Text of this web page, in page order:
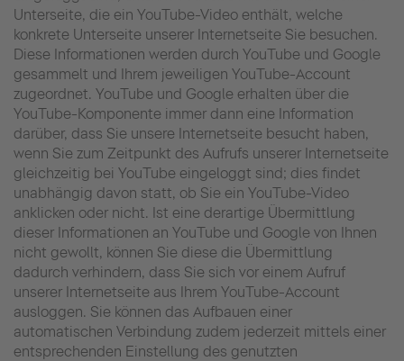
Unterseite, die ein YouTube-Video enthält, welche
konkrete Unterseite unserer Internetseite Sie besuchen.
Diese Informationen werden durch YouTube und Google
gesammelt und Ihrem jeweiligen YouTube-Account
zugeordnet. YouTube und Google erhalten über die
YouTube-Komponente immer dann eine Information
darüber, dass Sie unsere Internetseite besucht haben,
wenn Sie zum Zeitpunkt des Aufrufs unserer Internetseite
gleichzeitig bei YouTube eingeloggt sind; dies findet
unabhängig davon statt, ob Sie ein YouTube-Video
anklicken oder nicht. Ist eine derartige Übermittlung
dieser Informationen an YouTube und Google von Ihnen
nicht gewollt, können Sie diese die Übermittlung
dadurch verhindern, dass Sie sich vor einem Aufruf
unserer Internetseite aus Ihrem YouTube-Account
ausloggen. Sie können das Aufbauen einer
automatischen Verbindung zudem jederzeit mittels einer
entsprechenden Einstellung des genutzten